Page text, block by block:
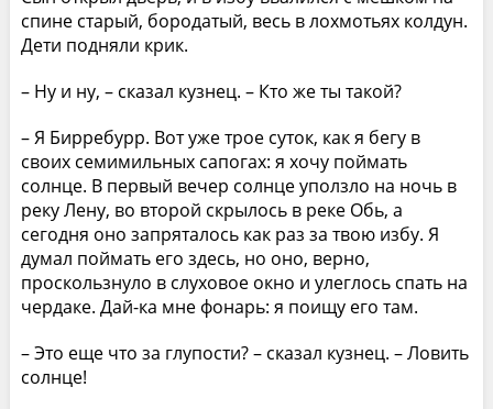
спине старый, бородатый, весь в лохмотьях колдун.
Дети подняли крик.
– Ну и ну, – сказал кузнец. – Кто же ты такой?
– Я Бирребурр. Вот уже трое суток, как я бегу в
своих семимильных сапогах: я хочу поймать
солнце. В первый вечер солнце уползло на ночь в
реку Лену, во второй скрылось в реке Обь, а
сегодня оно запряталось как раз за твою избу. Я
думал поймать его здесь, но оно, верно,
проскользнуло в слуховое окно и улеглось спать на
чердаке. Дай-ка мне фонарь: я поищу его там.
– Это еще что за глупости? – сказал кузнец. – Ловить
солнце!